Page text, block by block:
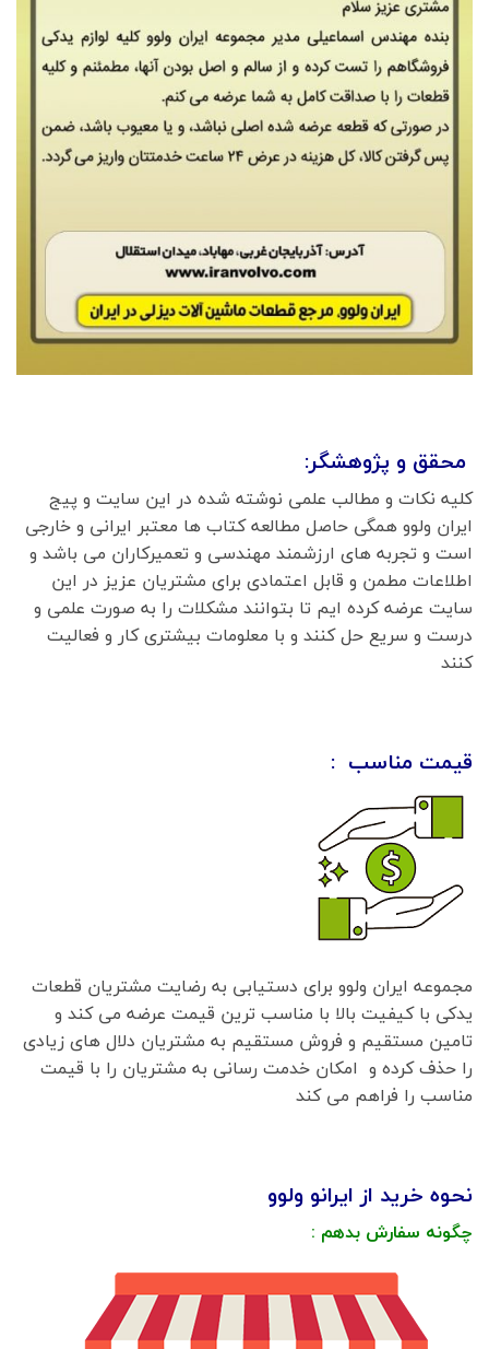
محقق و پژوهشگر:
کلیه نکات و مطالب علمی نوشته شده در این سایت و پیج
ایران ولوو همگی حاصل مطالعه کتاب ها معتبر ایرانی و خارجی
است و تجربه های ارزشمند مهندسی و تعمیرکاران می باشد و
اطلاعات مطمن و قابل اعتمادی برای مشتریان عزیز در این
سایت عرضه کرده ایم تا بتوانند مشکلات را به صورت علمی و
درست و سریع حل کنند و با معلومات بیشتری کار و فعالیت
کنند
قیمت مناسب :
مجموعه ایران ولوو برای دستیابی به رضایت مشتریان قطعات
یدکی با کیفیت بالا با مناسب ترین قیمت عرضه می کند و
تامین مستقیم و فروش مستقیم به مشتریان دلال های زیادی
را حذف کرده و امکان خدمت رسانی به مشتریان را با قیمت
مناسب را فراهم می کند
نحوه خرید از ایرانو ولوو
چگونه سفارش بدهم :